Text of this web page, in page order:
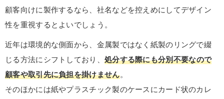
顧客向けに製作するなら、社名などを控えめにしてデザイン
性を重視するとよいでしょう。
近年は環境的な側面から、金属製ではなく紙製のリングで綴
じる方法にシフトしており、 処分する際にも分別不要なので
顧客や取引先に負担を掛けません。
そのほかには紙やプラスチック製のケースにカード状のカレ